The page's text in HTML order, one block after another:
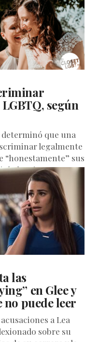
según
que una
legalmente
“honestamente” sus
si...
las
en Glee y
no puede leer
a Lea
sobre su